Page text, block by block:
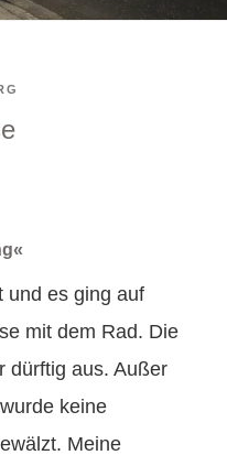
und es ging auf
mit dem Rad. Die
dürftig aus. Außer
keine
Meine